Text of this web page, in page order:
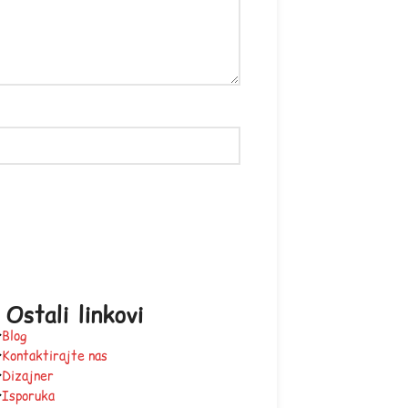
Ostali linkovi
Blog
Kontaktirajte nas
Dizajner
Isporuka